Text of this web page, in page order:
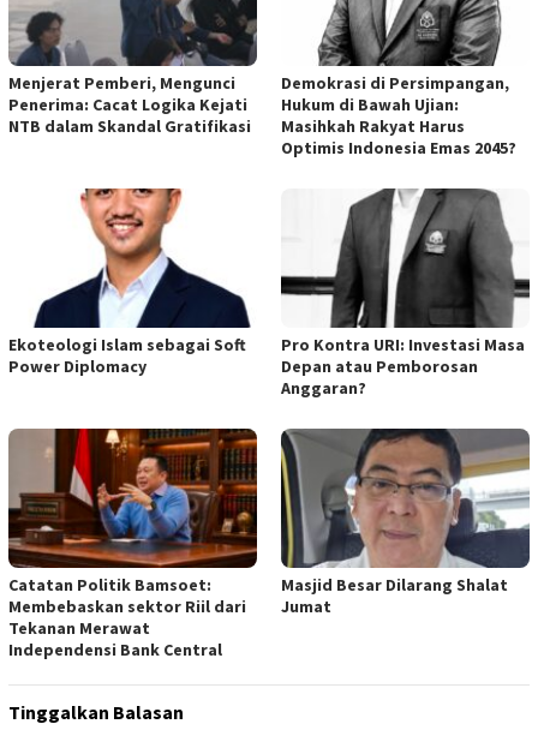
Menjerat Pemberi, Mengunci
Penerima: Cacat Logika Kejati
NTB dalam Skandal Gratifikasi
Demokrasi di Persimpangan,
Hukum di Bawah Ujian:
Masihkah Rakyat Harus
Optimis Indonesia Emas 2045?
Ekoteologi Islam sebagai Soft
Power Diplomacy
Pro Kontra URI: Investasi Masa
Depan atau Pemborosan
Anggaran?
Catatan Politik Bamsoet:
Membebaskan sektor Riil dari
Tekanan Merawat
Independensi Bank Central
Masjid Besar Dilarang Shalat
Jumat
Tinggalkan Balasan